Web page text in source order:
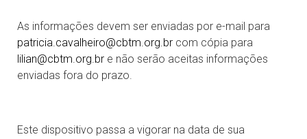
As informações devem ser enviadas por e-mail para
patricia.cavalheiro@cbtm.org.br com cópia para
lilian@cbtm.org.br e não serão aceitas informações
enviadas fora do prazo.
Este dispositivo passa a vigorar na data de sua